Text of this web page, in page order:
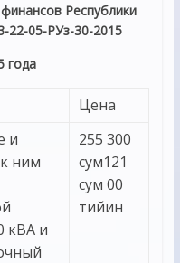
Республики
22-05-РУз-30-2015
года
Цена
и
ним
кВА и
255 300
сум121
сум 00
тийин